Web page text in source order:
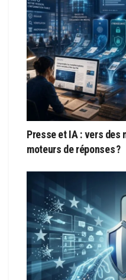
Presse et IA : vers des
moteurs de réponses ?